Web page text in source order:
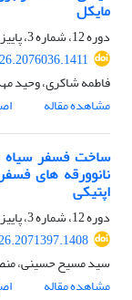
مایکل
دوره 12، شماره 3، پاییز 1404، صفحه
فاطمه شاکری، وحید
مشاهده مقاله
ساخت فسفر سیاه
نانوورقه های
اپتیکی
دوره 12، شماره 3، پاییز 1404، صفحه
سید مسیح حسینی،
مشاهده مقاله